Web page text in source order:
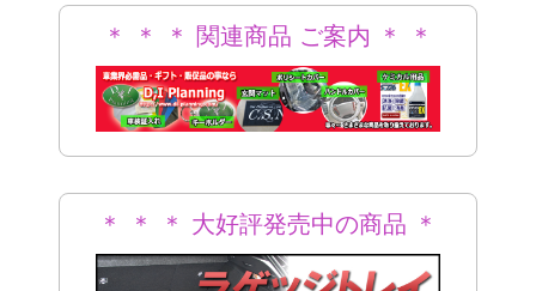
＊ ＊ ＊ 関連商品 ご案内 ＊ ＊
＊
＊ ＊ ＊ 大好評発売中の商品 ＊
＊ ＊